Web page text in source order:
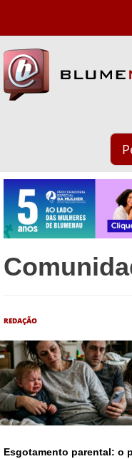
REDAÇÃO
Esgotamento parental: o